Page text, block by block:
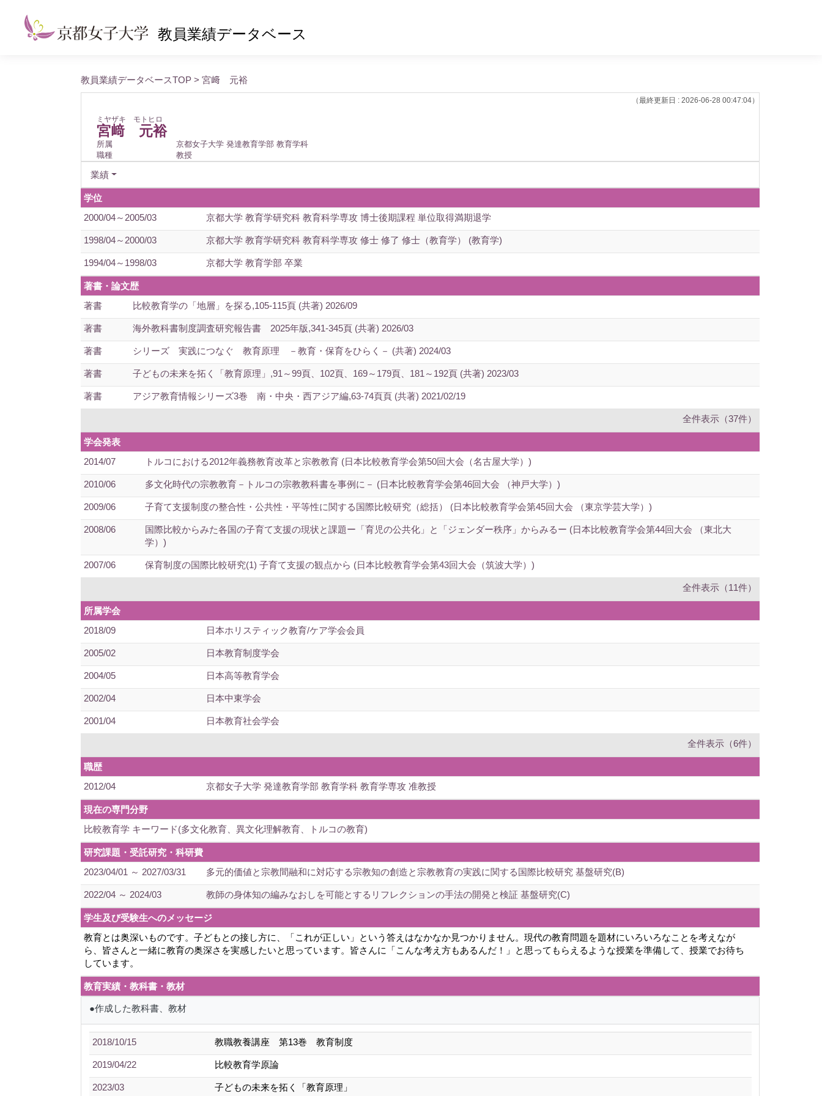
教員業績データベース
教員業績データベースTOP > 宮﨑 元裕
（最終更新日 : 2026-06-28 00:47:04）
ミヤザキ モトヒロ
宮﨑 元裕
所属
京都女子大学 発達教育学部 教育学科
職種
教授
業績
学位
2000/04～2005/03
京都大学 教育学研究科 教育科学専攻 博士後期課程 単位取得満期退学
1998/04～2000/03 京都大学 教育学研究科 教育科学専攻 修士 修了 修士（教育学） (教育学)
1994/04～1998/03 京都大学 教育学部 卒業
著書・論文歴
著書
比較教育学の「地層」を探る,105-115頁 (共著) 2026/09
著書 海外教科書制度調査研究報告書 2025年版,341-345頁 (共著) 2026/03
著書 シリーズ 実践につなぐ 教育原理 －教育・保育をひらく－ (共著) 2024/03
著書 子どもの未来を拓く「教育原理」,91～99頁、102頁、169～179頁、181～192頁 (共著) 2023/03
著書 アジア教育情報シリーズ3巻 南・中央・西アジア編,63-74頁頁 (共著) 2021/02/19
全件表示（37件）
学会発表
2014/07
トルコにおける2012年義務教育改革と宗教教育 (日本比較教育学会第50回大会（名古屋大学）)
2010/06 多文化時代の宗教教育－トルコの宗教教科書を事例に－ (日本比較教育学会第46回大会 （神戸大学）)
2009/06 子育て支援制度の整合性・公共性・平等性に関する国際比較研究（総括） (日本比較教育学会第45回大会 （東京学芸大学）)
2008/06
国際比較からみた各国の子育て支援の現状と課題ー「育児の公共化」と「ジェンダー秩序」からみるー (日本比較教育学会第44回大会 （東北大
学）)
2007/06 保育制度の国際比較研究(1) 子育て支援の観点から (日本比較教育学会第43回大会（筑波大学）)
全件表示（11件）
所属学会
2018/09
日本ホリスティック教育/ケア学会会員
2005/02 日本教育制度学会
2004/05 日本高等教育学会
2002/04 日本中東学会
2001/04 日本教育社会学会
全件表示（6件）
職歴
2012/04
京都女子大学 発達教育学部 教育学科 教育学専攻 准教授
現在の専門分野
比較教育学 キーワード(多文化教育、異文化理解教育、トルコの教育)
研究課題・受託研究・科研費
2023/04/01 ～ 2027/03/31
多元的価値と宗教間融和に対応する宗教知の創造と宗教教育の実践に関する国際比較研究 基盤研究(B)
2022/04 ～ 2024/03 教師の身体知の編みなおしを可能とするリフレクションの手法の開発と検証 基盤研究(C)
学生及び受験生へのメッセージ
教育とは奥深いものです。子どもとの接し方に、「これが正しい」という答えはなかなか見つかりません。現代の教育問題を題材にいろいろなことを考えなが
ら、皆さんと一緒に教育の奥深さを実感したいと思っています。皆さんに「こんな考え方もあるんだ！」と思ってもらえるような授業を準備して、授業でお待ち
しています。
教育実績・教科書・教材
●作成した教科書、教材
2018/10/15 教職教養講座 第13巻 教育制度
2019/04/22 比較教育学原論
2023/03 子どもの未来を拓く「教育原理」